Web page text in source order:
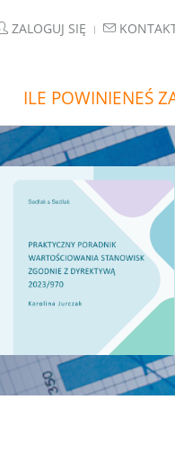
ZALOGUJ SIĘ
ILE POWINIENEŚ